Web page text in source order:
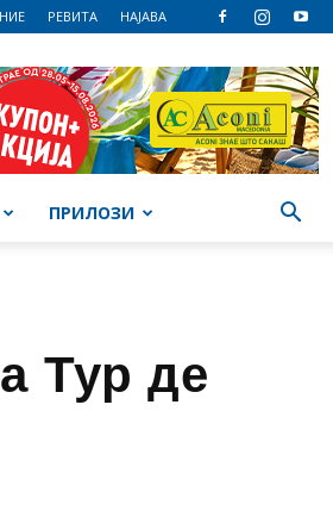
РЕВИТА НАЈАВА
ПРИЛОЗИ
Тур де